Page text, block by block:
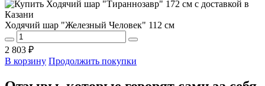
Ходячий шар "Железный Человек" 112 см
2 803 ₽
В корзину Продолжить покупки